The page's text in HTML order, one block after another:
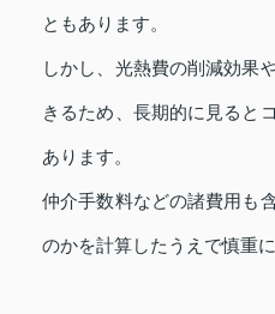
ともあります。
しかし、光熱費の削減効果
きるため、長期的に見ると
あります。
仲介手数料などの諸費用も
のかを計算したうえで慎重